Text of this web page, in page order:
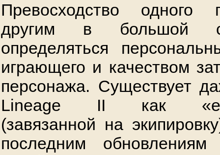
Превосходство одного
другим в большой
определяться
играющего и качеством
персонажа. Существует
Lineage II как
(завязанной на
последним